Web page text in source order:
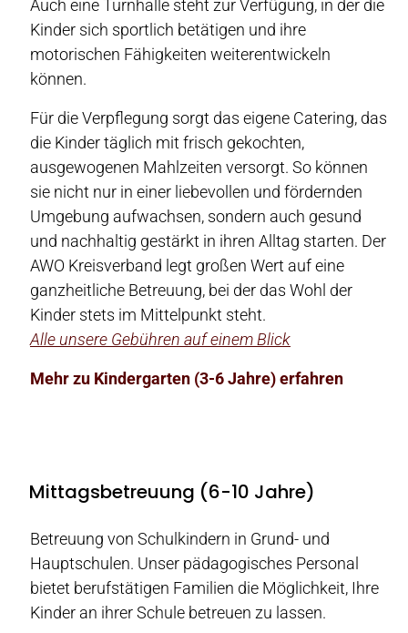
Auch eine Turnhalle steht zur Verfügung, in der die
Kinder sich sportlich betätigen und ihre
motorischen Fähigkeiten weiterentwickeln
können.
Für die Verpflegung sorgt das eigene Catering, das
die Kinder täglich mit frisch gekochten,
ausgewogenen Mahlzeiten versorgt. So können
sie nicht nur in einer liebevollen und fördernden
Umgebung aufwachsen, sondern auch gesund
und nachhaltig gestärkt in ihren Alltag starten. Der
AWO Kreisverband legt großen Wert auf eine
ganzheitliche Betreuung, bei der das Wohl der
Kinder stets im Mittelpunkt steht.
Alle unsere Gebühren auf einem Blick
Mehr zu Kindergarten (3-6 Jahre) erfahren
Mittagsbetreuung (6-10 Jahre)
Betreuung von Schulkindern in Grund- und
Hauptschulen. Unser pädagogisches Personal
bietet berufstätigen Familien die Möglichkeit, Ihre
Kinder an ihrer Schule betreuen zu lassen.